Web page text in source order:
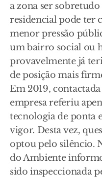
a zona ser
residencial pode ter
menor pressão
um bairro social ou
provavelmente já
de posição mais
Em 2019,
empresa referiu
tecnologia de ponta
vigor. Desta vez,
optou pelo silêncio.
do Ambiente
sido inspeccionada